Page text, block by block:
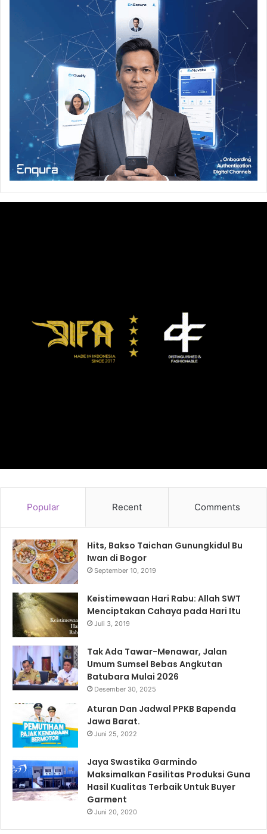
Popular Recent Comments
Hits, Bakso Taichan Gunungkidul Bu
Iwan di Bogor
September 10, 2019
Keistimewaan Hari Rabu: Allah SWT
Menciptakan Cahaya pada Hari Itu
Juli 3, 2019
Tak Ada Tawar-Menawar, Jalan
Umum Sumsel Bebas Angkutan
Batubara Mulai 2026
Desember 30, 2025
Aturan Dan Jadwal PPKB Bapenda
Jawa Barat.
Juni 25, 2022
Jaya Swastika Garmindo
Maksimalkan Fasilitas Produksi Guna
Hasil Kualitas Terbaik Untuk Buyer
Garment
Juni 20, 2020